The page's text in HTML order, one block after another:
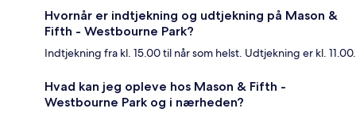
Hvornår er indtjekning og udtjekning på Mason &
Fifth - Westbourne Park?
Indtjekning fra kl. 15.00 til når som helst. Udtjekning er kl. 11.00.
Hvad kan jeg opleve hos Mason & Fifth -
Westbourne Park og i nærheden?